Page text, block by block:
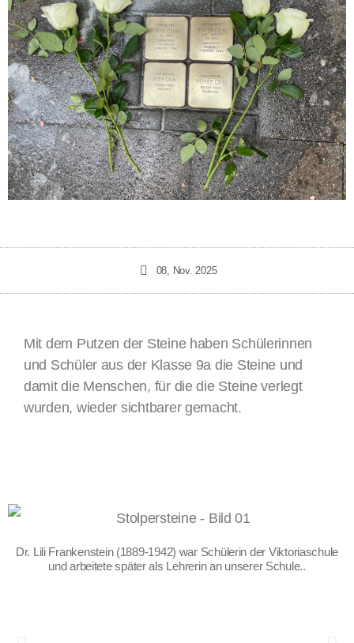
08, Nov. 2025
Mit dem Putzen der Steine haben Schülerinnen
und Schüler aus der Klasse 9a die Steine und
damit die Menschen, für die die Steine verlegt
wurden, wieder sichtbarer gemacht.
Dr. Lili Frankenstein (1889-1942) war Schülerin der Viktoriaschule
und arbeitete später als Lehrerin an unserer Schule..